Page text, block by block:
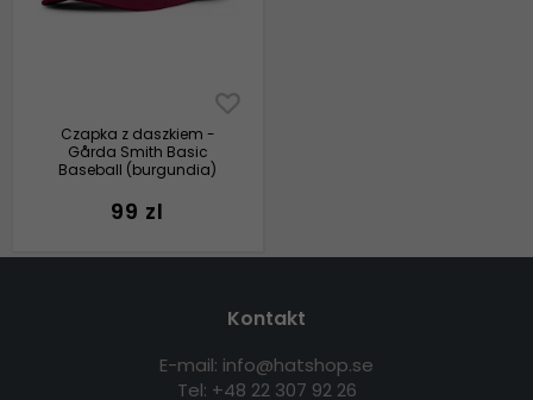
Czapka z daszkiem -
Gårda Smith Basic
Baseball (burgundia)
99 zl
Kontakt
E-mail: info@hatshop.se
Tel: +48 22 307 92 26